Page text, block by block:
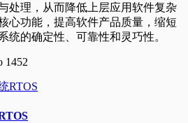
处理，从而降低上层应用软件复杂
心功能，提高软件产品质量，缩短
统的确定性、可靠性和灵巧性。
1452